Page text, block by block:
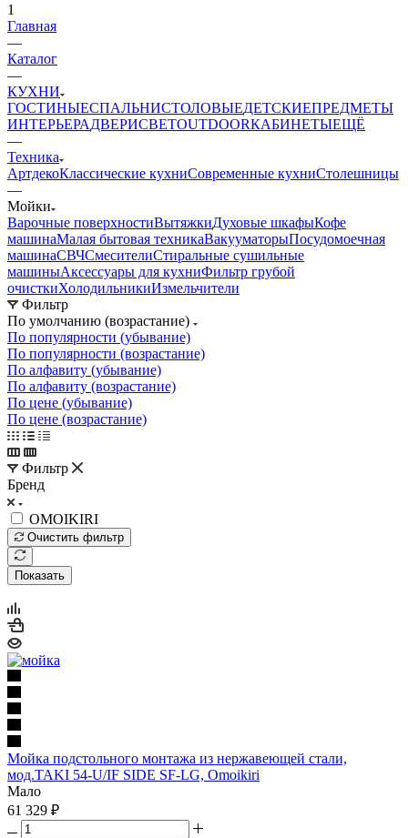
1
Главная
—
Каталог
—
КУХНИ
ГОСТИНЫЕСПАЛЬНИСТОЛОВЫЕДЕТСКИЕПРЕДМЕТЫ
ИНТЕРЬЕРАДВЕРИСВЕТOUTDOORКАБИНЕТЫЕЩЁ
—
Техника
АртдекоКлассические кухниСовременные кухниСтолешницы
—
Мойки
Варочные поверхностиВытяжкиДуховые шкафыКофе
машинаМалая бытовая техникаВакууматорыПосудомоечная
машинаСВЧСмесителиСтиральные сушильные
машиныАксессуары для кухниФильтр грубой
очисткиХолодильникиИзмельчители
Фильтр
По умолчанию (возрастание)
По популярности (убывание)
По популярности (возрастание)
По алфавиту (убывание)
По алфавиту (возрастание)
По цене (убывание)
По цене (возрастание)
Фильтр
Бренд
OMOIKIRI
Очистить фильтр
Показать
Мойка подстольного монтажа из нержавеющей стали,
мод.TAKI 54-U/IF SIDE SF-LG, Omoikiri
Мало
61 329 ₽